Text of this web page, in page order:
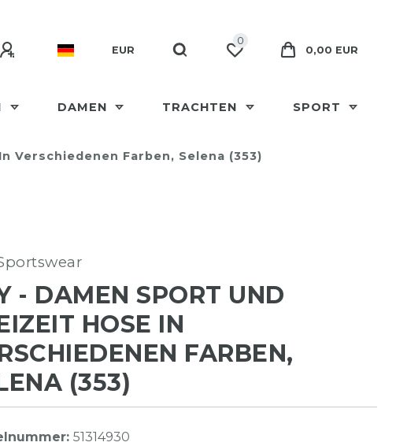
EUR
0
0,00 EUR
DAMEN TRACHTEN SPORT
Verschiedenen Farben, Selena (353)
- DAMEN SPORT UND
HOSE IN
FARBEN,
(353)
51314930